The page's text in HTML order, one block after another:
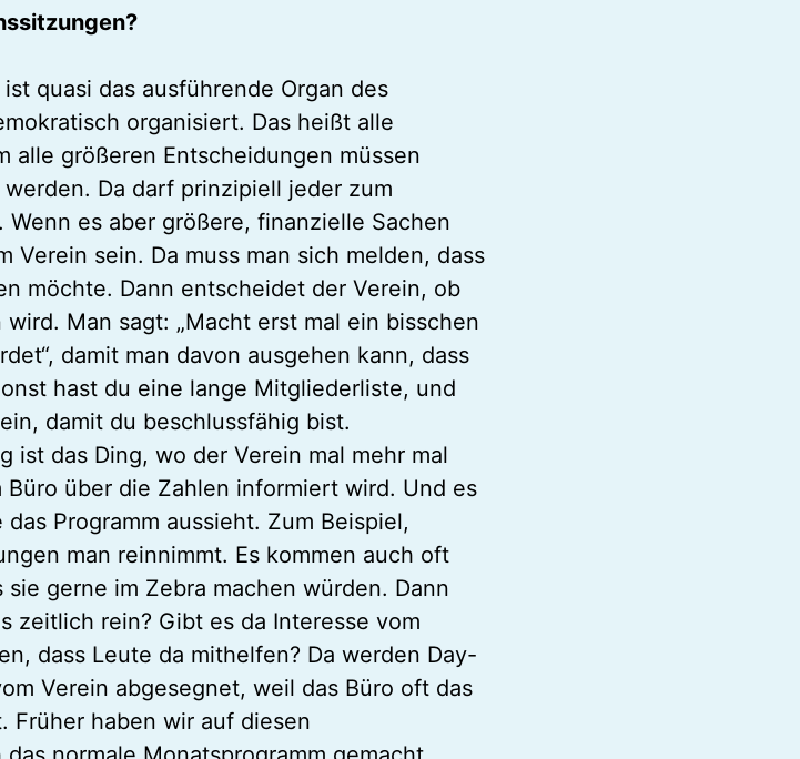
quasi das ausführende Organ des
organisiert. Das heißt alle
alle größeren Entscheidungen müssen
Da darf prinzipiell jeder zum
es aber größere, finanzielle Sachen
Verein sein. Da muss man sich melden, dass
möchte. Dann entscheidet der Verein, ob
Man sagt: „Macht erst mal ein bisschen
damit man davon ausgehen kann, dass
hast du eine lange Mitgliederliste, und
damit du beschlussfähig bist.
ist das Ding, wo der Verein mal mehr mal
über die Zahlen informiert wird. Und es
Programm aussieht. Zum Beispiel,
man reinnimmt. Es kommen auch oft
gerne im Zebra machen würden. Dann
zeitlich rein? Gibt es da Interesse vom
dass Leute da mithelfen? Da werden Day-
Verein abgesegnet, weil das Büro oft das
Früher haben wir auf diesen